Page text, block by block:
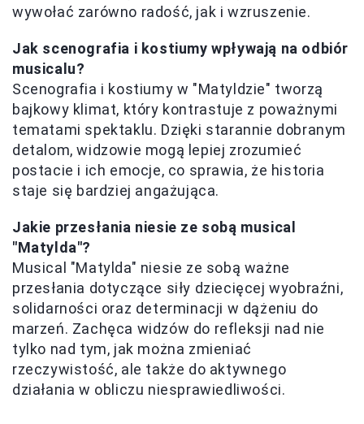
wywołać zarówno radość, jak i wzruszenie.
Jak scenografia i kostiumy wpływają na odbiór
musicalu?
Scenografia i kostiumy w "Matyldzie" tworzą
bajkowy klimat, który kontrastuje z poważnymi
tematami spektaklu. Dzięki starannie dobranym
detalom, widzowie mogą lepiej zrozumieć
postacie i ich emocje, co sprawia, że historia
staje się bardziej angażująca.
Jakie przesłania niesie ze sobą musical
"Matylda"?
Musical "Matylda" niesie ze sobą ważne
przesłania dotyczące siły dziecięcej wyobraźni,
solidarności oraz determinacji w dążeniu do
marzeń. Zachęca widzów do refleksji nad nie
tylko nad tym, jak można zmieniać
rzeczywistość, ale także do aktywnego
działania w obliczu niesprawiedliwości.